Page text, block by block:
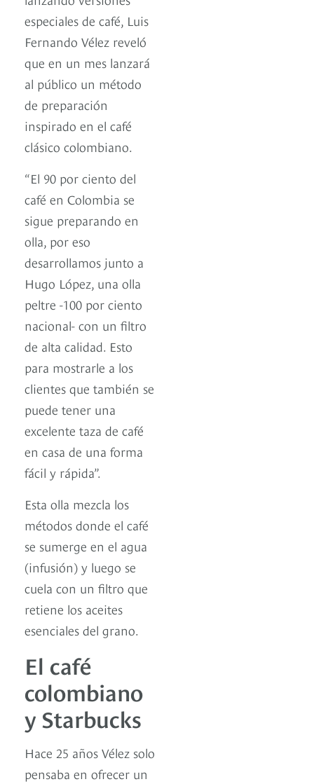
especiales de café, Luis
Fernando Vélez reveló
que en un mes lanzará
al público un método
de preparación
inspirado en el café
clásico colombiano.
“El 90 por ciento del
café en Colombia se
sigue preparando en
olla, por eso
desarrollamos junto a
Hugo López, una olla
peltre -100 por ciento
nacional- con un filtro
de alta calidad. Esto
para mostrarle a los
clientes que también se
puede tener una
excelente taza de café
en casa de una forma
fácil y rápida”.
Esta olla mezcla los
métodos donde el café
se sumerge en el agua
(infusión) y luego se
cuela con un filtro que
retiene los aceites
esenciales del grano.
El café
colombiano
y Starbucks
Hace 25 años Vélez solo
pensaba en ofrecer un